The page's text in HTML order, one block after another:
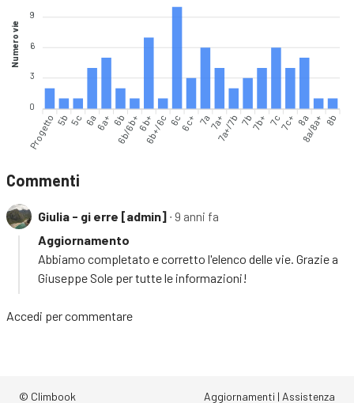
9
6
3
0
Numero vie
Progetto 5b 5c 6a6a+ 6b
6b/6b+6b+6b+/6c 6c6c+ 7a7a+7a+/7b 7b7b+ 7c7c+ 8a
8a/8a+ 8b
Commenti
Giulia - gi erre [admin] ∙ 9 anni fa
Aggiornamento
Abbiamo completato e corretto l'elenco delle vie. Grazie a
Giuseppe Sole per tutte le informazioni!
Accedi per commentare
© Climbook Aggiornamenti | Assistenza